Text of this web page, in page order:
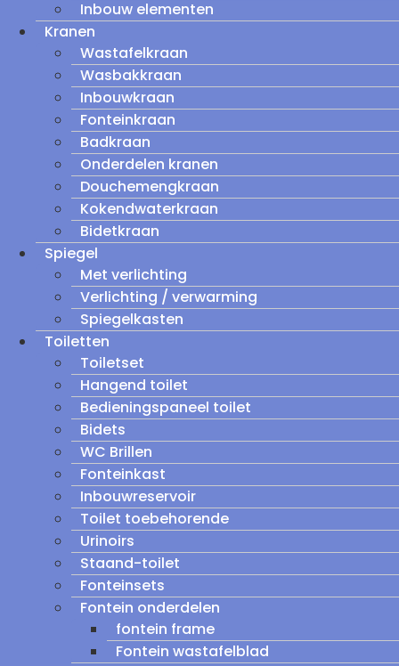
Inbouw elementen
Kranen
Wastafelkraan
Wasbakkraan
Inbouwkraan
Fonteinkraan
Badkraan
Onderdelen kranen
Douchemengkraan
Kokendwaterkraan
Bidetkraan
Spiegel
Met verlichting
Verlichting / verwarming
Spiegelkasten
Toiletten
Toiletset
Hangend toilet
Bedieningspaneel toilet
Bidets
WC Brillen
Fonteinkast
Inbouwreservoir
Toilet toebehorende
Urinoirs
Staand-toilet
Fonteinsets
Fontein onderdelen
fontein frame
Fontein wastafelblad